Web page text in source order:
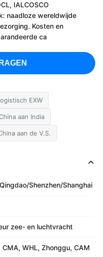
IALCOSCO
naadloze wereldwijde
Kosten en
ca
EXW
aan India
aan de V.S.
Shenzhen/Shanghai
zee- en luchtvracht
CMA, WHL, Zhonggu, CAM